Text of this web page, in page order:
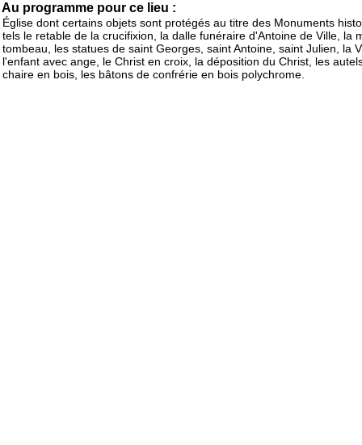
Au programme pour ce lieu :
Église dont certains objets sont protégés au titre des Monuments
tels le retable de la crucifixion, la dalle funéraire d'Antoine de Ville, la
tombeau, les statues de saint Georges, saint Antoine, saint Julien, la
l'enfant avec ange, le Christ en croix, la déposition du Christ, les
chaire en bois, les bâtons de confrérie en bois polychrome.